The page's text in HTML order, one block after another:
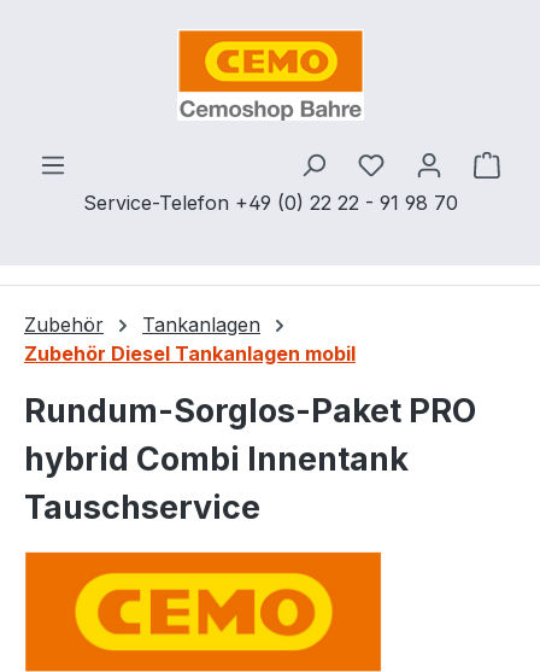
Zum Hauptinhalt springen
Service-Telefon +49 (0) 22 22 - 91 98 70
Du hast 0
Zubehör
Tankanlagen
Zubehör Diesel Tankanlagen mobil
Rundum-Sorglos-Paket PRO
hybrid Combi Innentank
Tauschservice